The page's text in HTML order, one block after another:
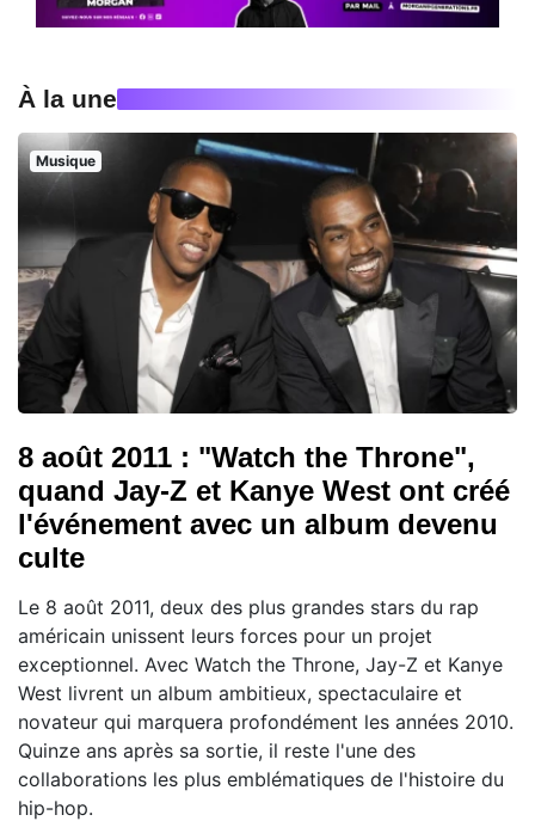
À la une
Musique
8 août 2011 : "Watch the Throne",
quand Jay-Z et Kanye West ont créé
l'événement avec un album devenu
culte
Le 8 août 2011, deux des plus grandes stars du rap
américain unissent leurs forces pour un projet
exceptionnel. Avec Watch the Throne, Jay-Z et Kanye
West livrent un album ambitieux, spectaculaire et
novateur qui marquera profondément les années 2010.
Quinze ans après sa sortie, il reste l'une des
collaborations les plus emblématiques de l'histoire du
hip-hop.